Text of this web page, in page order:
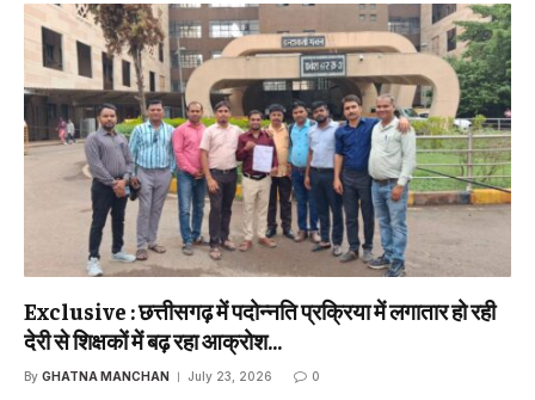
Exclusive : छत्तीसगढ़ में पदोन्नति प्रक्रिया में लगातार हो रही
देरी से शिक्षकों में बढ़ रहा आक्रोश…
By GHATNA MANCHAN July 23, 2026 0